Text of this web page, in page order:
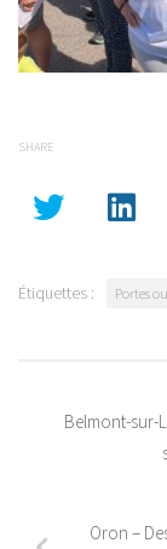
SHARE
Étiquettes : Portes
Belmont-sur-
Oron –